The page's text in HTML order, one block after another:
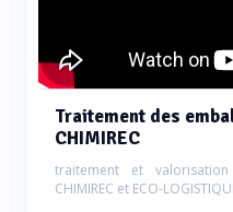
Traitement des
CHIMIREC
traitement et
CHIMIREC et ECO-